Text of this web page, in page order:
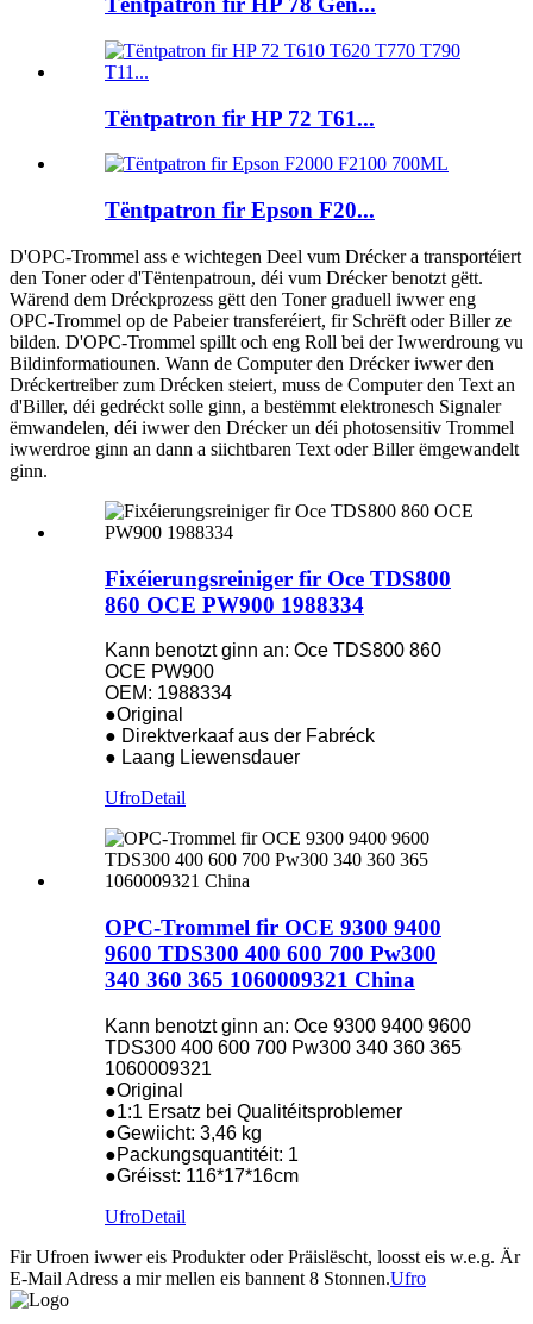
Tëntpatron fir HP 72 T61...
Tëntpatron fir Epson F20...
D'OPC-Trommel ass e wichtegen Deel vum Drécker a transportéiert
den Toner oder d'Tëntenpatroun, déi vum Drécker benotzt gëtt.
Wärend dem Dréckprozess gëtt den Toner graduell iwwer eng
OPC-Trommel op de Pabeier transferéiert, fir Schrëft oder Biller ze
bilden. D'OPC-Trommel spillt och eng Roll bei der Iwwerdroung vu
Bildinformatiounen. Wann de Computer den Drécker iwwer den
Dréckertreiber zum Drécken steiert, muss de Computer den Text an
d'Biller, déi gedréckt solle ginn, a bestëmmt elektronesch Signaler
ëmwandelen, déi iwwer den Drécker un déi photosensitiv Trommel
iwwerdroe ginn an dann a siichtbaren Text oder Biller ëmgewandelt
ginn.
Fixéierungsreiniger fir Oce TDS800
860 OCE PW900 1988334
Kann benotzt ginn an: Oce TDS800 860
OCE PW900
OEM: 1988334
●Original
● Direktverkaaf aus der Fabréck
● Laang Liewensdauer
UfroDetail
OPC-Trommel fir OCE 9300 9400
9600 TDS300 400 600 700 Pw300
340 360 365 1060009321 China
Kann benotzt ginn an: Oce 9300 9400 9600
TDS300 400 600 700 Pw300 340 360 365
1060009321
●Original
●1:1 Ersatz bei Qualitéitsproblemer
●Gewiicht: 3,46 kg
●Packungsquantitéit: 1
●Gréisst: 116*17*16cm
UfroDetail
Fir Ufroen iwwer eis Produkter oder Präislëscht, loosst eis w.e.g. Är
E-Mail Adress a mir mellen eis bannent 8 Stonnen.Ufro